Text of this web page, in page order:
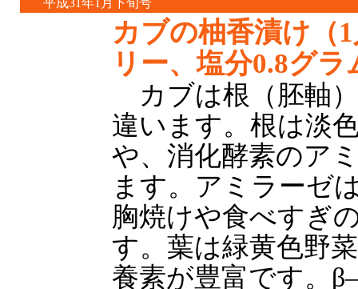
平成31年1月下旬号
カブの柚香漬け（
リー、塩分0.8グラ
カブは根（胚軸
違います。根は淡
や、消化酵素のア
ます。アミラーゼ
胸焼けや食べすぎ
す。葉は緑黄色野
養素が豊富です。